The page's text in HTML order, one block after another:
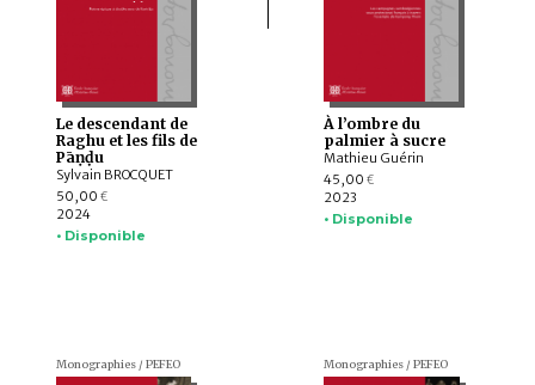
Le descendant de
Raghu et les fils de
Pāṇḍu
Sylvain BROCQUET
50,00 €
2024
• Disponible
À l’ombre du
palmier à sucre
Mathieu Guérin
45,00 €
2023
• Disponible
Monographies / PEFEO Monographies / PEFEO